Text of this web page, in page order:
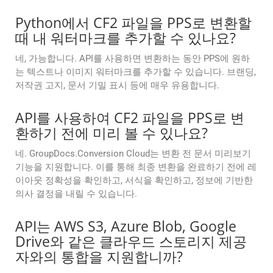
Python에서 CF2 파일을 PPS로 변환할
때 내 워터마크를 추가할 수 있나요?
네, 가능합니다. API를 사용하면 변환하는 동안 PPS에 원하
는 텍스트나 이미지 워터마크를 추가할 수 있습니다. 브랜딩,
저작권 고지, 문서 기밀 표시 등에 매우 유용합니다.
API를 사용하여 CF2 파일을 PPS로 변
환하기 전에 미리 볼 수 있나요?
네. GroupDocs.Conversion Cloud는 변환 전 문서 미리보기
기능을 지원합니다. 이를 통해 최종 변환을 완료하기 전에 레
이아웃 정확성을 확인하고, 서식을 확인하고, 정보에 기반한
의사 결정을 내릴 수 있습니다.
API는 AWS S3, Azure Blob, Google
Drive와 같은 클라우드 스토리지 제공
자와의 통합을 지원합니까?